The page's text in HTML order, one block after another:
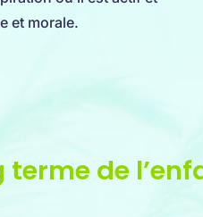
et morale.
terme de